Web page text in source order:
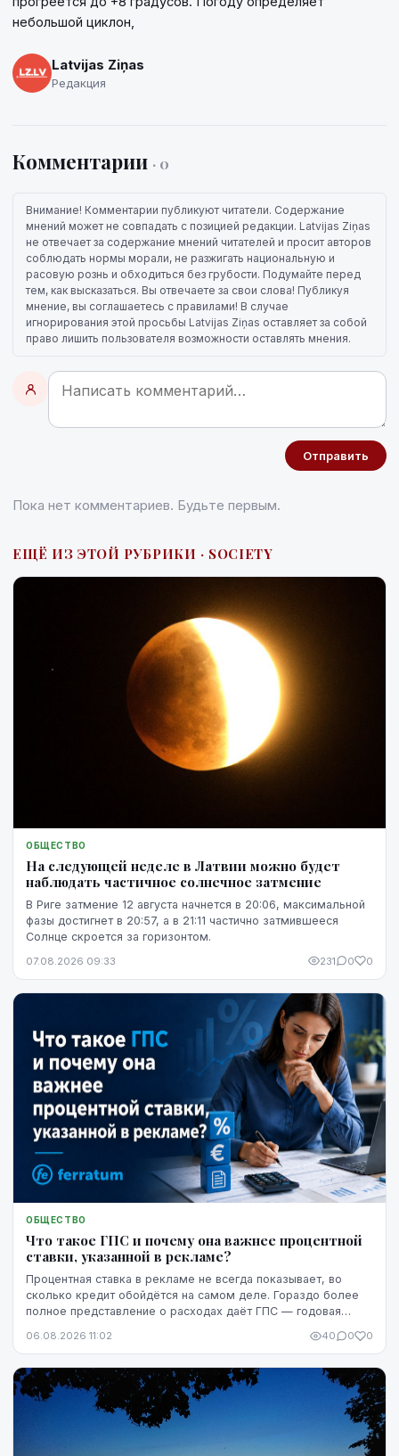
небольшой циклон,
Latvijas Ziņas
Редакция
Комментарии · 0
Внимание! Комментарии публикуют читатели. Содержание
мнений может не совпадать с позицией редакции. Latvijas Ziņas
не отвечает за содержание мнений читателей и просит авторов
соблюдать нормы морали, не разжигать национальную и
расовую рознь и обходиться без грубости. Подумайте перед
тем, как высказаться. Вы отвечаете за свои слова! Публикуя
мнение, вы соглашаетесь с правилами! В случае
игнорирования этой просьбы Latvijas Ziņas оставляет за собой
право лишить пользователя возможности оставлять мнения.
Отправить
Пока нет комментариев. Будьте первым.
ЕЩЁ ИЗ ЭТОЙ РУБРИКИ · SOCIETY
ОБЩЕСТВО
На следующей неделе в Латвии можно будет
наблюдать частичное солнечное затмение
В Риге затмение 12 августа начнется в 20:06, максимальной
фазы достигнет в 20:57, а в 21:11 частично затмившееся
Солнце скроется за горизонтом.
07.08.2026 09:33 231 0 0
ОБЩЕСТВО
Что такое ГПС и почему она важнее процентной
ставки, указанной в рекламе?
Процентная ставка в рекламе не всегда показывает, во
сколько кредит обойдётся на самом деле. Гораздо более
полное представление о расходах даёт ГПС — годовая
06.08.2026 11:02 40 0 0